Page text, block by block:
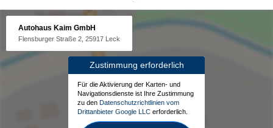
Autohaus Kaim GmbH
Flensburger Straße 2, 25917 Leck
Zustimmung erforderlich
Für die Aktivierung der Karten- und
Navigationsdienste ist Ihre Zustimmung
zu den Datenschutzrichtlinien vom
Drittanbieter Google LLC erforderlich.